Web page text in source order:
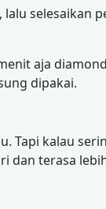
selesaikan
aja
dipakai.
Tapi kalau
dan terasa